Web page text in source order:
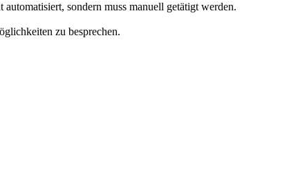
sondern muss manuell getätigt werden.
zu besprechen.